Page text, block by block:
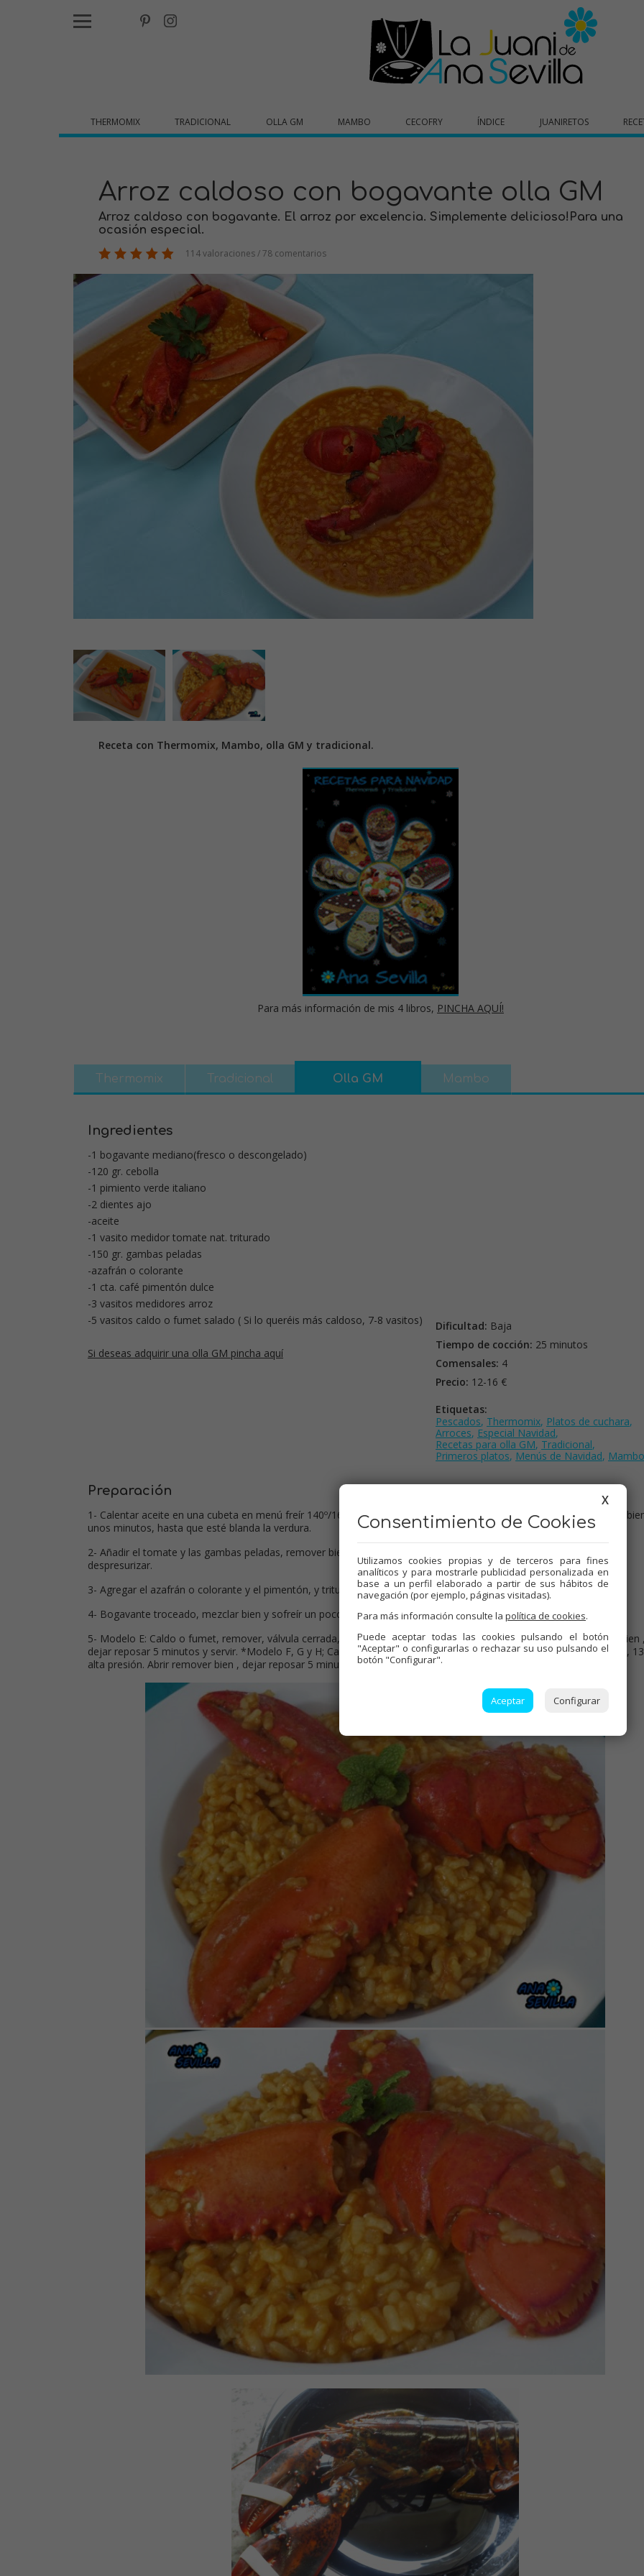
THERMOMIX TRADICIONAL OLLA GM MAMBO CECOFRY ÍNDICE JUANIRETOS
Arroz caldoso con bogavante olla GM
Arroz caldoso con bogavante. El arroz por excelencia. Simplemente delicioso!Para una
ocasión especial.
114 valoraciones / 78 comentarios
Receta con Thermomix, Mambo, olla GM y tradicional.
Para más información de mis 4 libros, PINCHA AQUÍ!
Thermomix Tradicional Olla GM Mambo
Ingredientes
-1 bogavante mediano(fresco o descongelado)
-120 gr. cebolla
-1 pimiento verde italiano
-2 dientes ajo
-aceite
-1 vasito medidor tomate nat. triturado
-150 gr. gambas peladas
-azafrán o colorante
-1 cta. café pimentón dulce
-3 vasitos medidores arroz
-5 vasitos caldo o fumet salado ( Si lo queréis más caldoso, 7-8 vasitos)
Si deseas adquirir una olla GM pincha aquí
Dificultad: Baja
Tiempo de cocción: 25 minutos
Comensales: 4
Precio: 12-16 €
Etiquetas:
Pescados, Thermomix, Platos de cuchara,
Arroces, Especial Navidad,
Recetas para olla GM, Tradicional,
Primeros platos, Menús de Navidad, Mambo
Preparación
1- Calentar aceite en una cubeta en menú freír 140º/160º, añadir la cebolla, ajos y pimiento, bien picaditos y pochar
unos minutos, hasta que esté blanda la verdura.
2- Añadir el tomate y las gambas peladas, remover bien, válvula cerrada, guiso, 4 minutos, 140º, media presión,
despresurizar.
3- Agregar el azafrán o colorante y el pimentón, y triturar. Introducir de nievo en la cubeta.
4- Bogavante troceado, mezclar bien y sofreír un poco, despues el arroz y sofreír de nuevo
5- Modelo E: Caldo o fumet, remover, válvula cerrada, menú guiso, 8 minutos, 130º, media presión. Abrir remover bien
dejar reposar 5 minutos y servir. *Modelo F, G y H; Caldo o fumet, remover, válvula cerrada, menú arroz, 8 minutos,
alta presión. Abrir remover bien , dejar reposar 5 minutos y servir.
X
Consentimiento de Cookies
Utilizamos cookies propias y de terceros para fines
analíticos y para mostrarle publicidad personalizada en
base a un perfil elaborado a partir de sus hábitos de
navegación (por ejemplo, páginas visitadas).
Para más información consulte la política de cookies.
Puede aceptar todas las cookies pulsando el botón
"Aceptar" o configurarlas o rechazar su uso pulsando el
botón "Configurar".
Aceptar Configurar